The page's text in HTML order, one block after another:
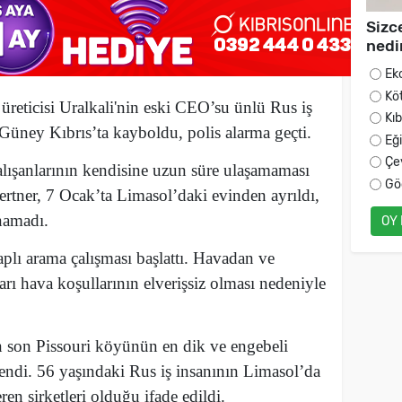
Uralkali'nin eski CEO’su ünlü Rus iş
Kıbrıs’ta kayboldu, polis alarma geçti.
kendisine uzun süre ulaşamaması
7 Ocak’ta Limasol’daki evinden ayrıldı,
arama çalışması başlattı. Havadan ve
hava koşullarının elverişsiz olması nedeniyle
son Pissouri köyünün en dik ve engebeli
56 yaşındaki Rus iş insanının Limasol’da
şirketleri olduğu ifade edildi.
OY